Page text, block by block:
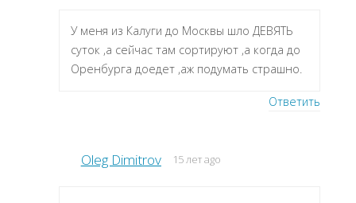
У меня из Калуги до Москвы шло ДЕВЯТЬ
суток ,а сейчас там сортируют ,а когда до
Оренбурга доедет ,аж подумать страшно.
Ответить
Oleg Dimitrov 15 лет ago